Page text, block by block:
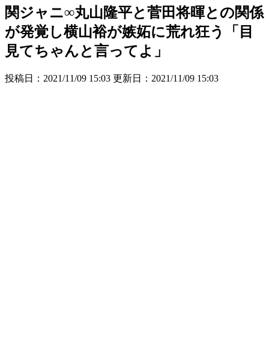
関ジャニ∞丸山隆平と菅田将暉との関係
が発覚し横山裕が嫉妬に荒れ狂う「目
見てちゃんと言ってよ」
投稿日：2021/11/09 15:03 更新日： 2021/11/09 15:03